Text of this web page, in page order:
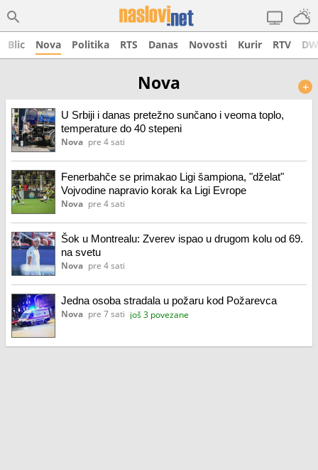
Blic Nova Politika RTS Danas Novosti Kurir RTV DW
Nova +
U Srbiji i danas pretežno sunčano i veoma toplo,
temperature do 40 stepeni
Nova pre 4 sati
Fenerbahče se primakao Ligi šampiona, "dželat"
Vojvodine napravio korak ka Ligi Evrope
Nova pre 4 sati
Šok u Montrealu: Zverev ispao u drugom kolu od 69.
na svetu
Nova pre 4 sati
Jedna osoba stradala u požaru kod Požarevca
Nova pre 7 sati još 3 povezane